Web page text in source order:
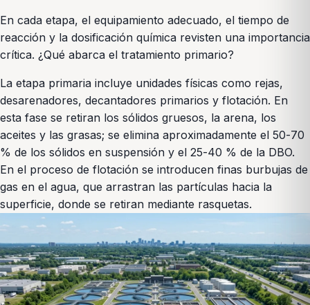
En cada etapa, el equipamiento adecuado, el tiempo de
reacción y la dosificación química revisten una importancia
crítica. ¿Qué abarca el tratamiento primario?
La etapa primaria incluye unidades físicas como rejas,
desarenadores, decantadores primarios y flotación. En
esta fase se retiran los sólidos gruesos, la arena, los
aceites y las grasas; se elimina aproximadamente el 50-70
% de los sólidos en suspensión y el 25-40 % de la DBO.
En el proceso de flotación se introducen finas burbujas de
gas en el agua, que arrastran las partículas hacia la
superficie, donde se retiran mediante rasquetas.